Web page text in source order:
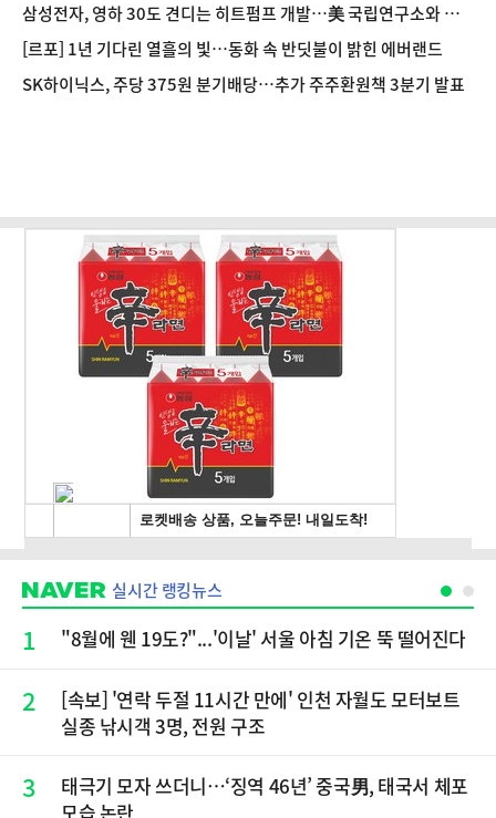
삼성전자, 영하 30도 견디는 히트펌프 개발…美 국립연구소와 협
력
[르포] 1년 기다린 열흘의 빛…동화 속 반딧불이 밝힌 에버랜드
SK하이닉스, 주당 375원 분기배당…추가 주주환원책 3분기 발표
실시간 랭킹뉴스
1 "8월에 웬 19도?"...'이날' 서울 아침 기온 뚝 떨어진다
2
[속보] '연락 두절 11시간 만에' 인천 자월도 모터보트
실종 낚시객 3명, 전원 구조
3
태극기 모자 쓰더니…‘징역 46년’ 중국男, 태국서 체포
모습 논란